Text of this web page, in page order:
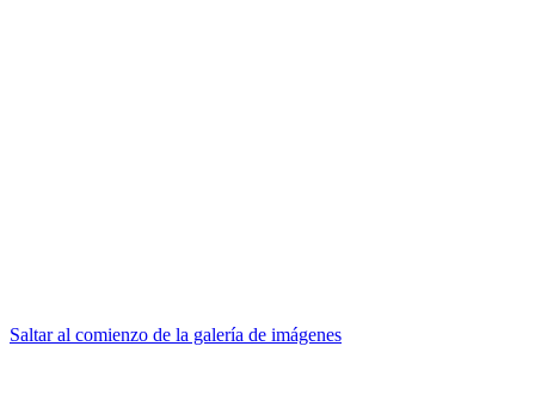
Saltar al comienzo de la galería de imágenes